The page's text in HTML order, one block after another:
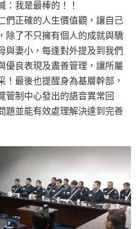
：我是最棒的！！
們正確的人生價值觀，讓自己
除了不只擁有個人的成就與驕
與妻小，每逢對外提及到我們
優良表現及盡善管理，讓所屬
！最後也提醒身為基層幹部，
管制中心發出的語音異常回
題並能有效處理解決達到完善